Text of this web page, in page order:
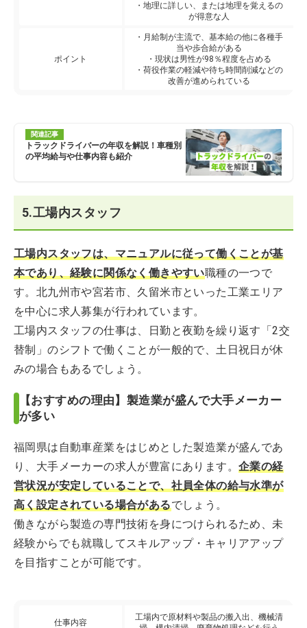
・地理に詳しい、または地理を覚えるの
が得意な人
ポイント
・月給制が主流で、基本給の他に各種手
当や歩合給がある
・現状は男性が98％程度を占める
・荷役作業の軽減や待ち時間削減などの
改善が進められている
関連記事
トラックドライバーの年収を解説！車種別
の平均給与や仕事内容も紹介
5.工場内スタッフ
工場内スタッフは、マニュアルに従って働くことが基
本であり、経験に関係なく働きやすい職種の一つで
す。北九州市や宮若市、久留米市といった工業エリア
を中心に求人募集が行われています。
工場内スタッフの仕事は、日勤と夜勤を繰り返す「2交
替制」のシフトで働くことが一般的で、土日祝日が休
みの場合もあるでしょう。
【おすすめの理由】製造業が盛んで大手メーカー
が多い
福岡県は自動車産業をはじめとした製造業が盛んであ
り、大手メーカーの求人が豊富にあります。 企業の経
営状況が安定していることで、社員全体の給与水準が
高く設定されている場合があるでしょう。
働きながら製造の専門技術を身につけられるため、未
経験からでも就職してスキルアップ・キャリアアップ
を目指すことが可能です。
仕事内容
工場内で原材料や製品の搬入出、機械清